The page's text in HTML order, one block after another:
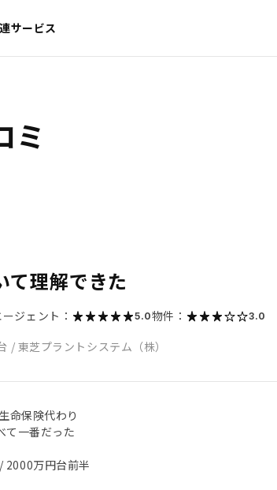
サービス
ミ
て理解できた
ジェント： 5.0物件： 3.0
/ 東芝プラントシステム（株）
命保険代わり
て一番だった
2000万円台前半